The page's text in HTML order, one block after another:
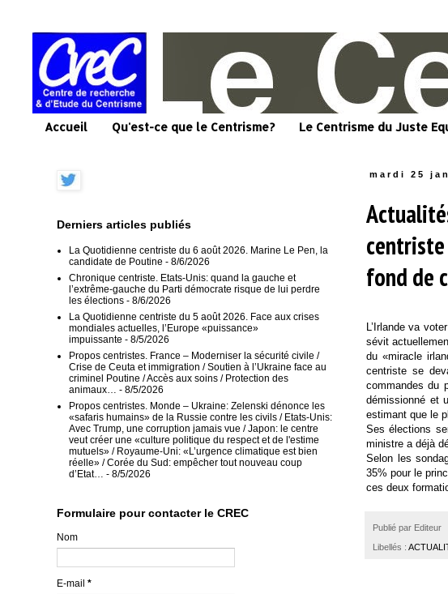
Accueil Qu'est-ce que le Centrisme? Le Centrisme du Juste
mardi 25
fond de
L’Irlande va
sévit
du «miracle
centriste se
commandes du
démissionné et
estimant que le
Ses élections
ministre a déjà
Selon les
35% pour le
ces deux
Publié par Editeur
Libellés :
Derniers articles publiés
La Quotidienne centriste du 6 août 2026. Marine Le Pen, la
candidate de Poutine - 8/6/2026
Chronique centriste. Etats-Unis: quand la gauche et
l’extrême-gauche du Parti démocrate risque de lui perdre
les élections - 8/6/2026
La Quotidienne centriste du 5 août 2026. Face aux crises
mondiales actuelles, l’Europe «puissance»
impuissante - 8/5/2026
Propos centristes. France – Moderniser la sécurité civile /
Crise de Ceuta et immigration / Soutien à l’Ukraine face au
criminel Poutine / Accès aux soins / Protection des
animaux…
- 8/5/2026
Propos centristes. Monde – Ukraine: Zelenski dénonce les
«safaris humains» de la Russie contre les civils / Etats-Unis:
Avec Trump, une corruption jamais vue / Japon: le centre
veut créer une «culture politique du respect et de l'estime
mutuels» / Royaume-Uni: «L’urgence climatique est bien
réelle» / Corée du Sud: empêcher tout nouveau coup
d’Etat…
- 8/5/2026
Formulaire pour contacter le CREC
Nom
E-mail *